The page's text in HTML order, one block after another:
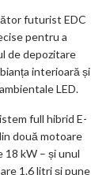
futurist EDC
pentru a
de depozitare
interioară și
LED.
full hibrid E-
două motoare
18 kW – și unul
1.6 litri și pune